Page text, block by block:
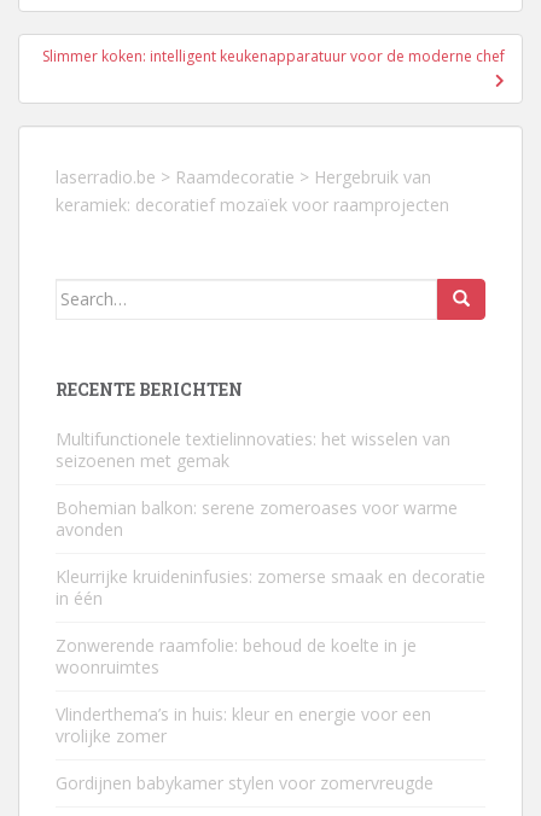
Slimmer koken: intelligent keukenapparatuur voor de moderne chef
laserradio.be > Raamdecoratie > Hergebruik van
keramiek: decoratief mozaïek voor raamprojecten
Search
RECENTE BERICHTEN
Multifunctionele textielinnovaties: het wisselen van
seizoenen met gemak
Bohemian balkon: serene zomeroases voor warme
avonden
Kleurrijke kruideninfusies: zomerse smaak en decoratie
in één
Zonwerende raamfolie: behoud de koelte in je
woonruimtes
Vlinderthema’s in huis: kleur en energie voor een
vrolijke zomer
Gordijnen babykamer stylen voor zomervreugde